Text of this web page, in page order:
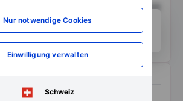
Nur notwendige Cookies
Einwilligung verwalten
Schweiz
XXXXXXX
XXXXXXX
um Zugriff auf mehr Diagramm-
zu erhalten.
Cliffs Inc.
is a flat-rolled steel producer and